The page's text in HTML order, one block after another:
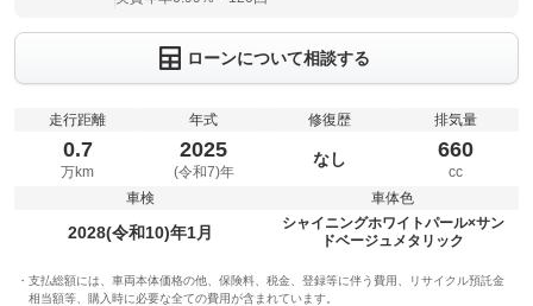
ローンについて相談する
走行距離
0.7
万km
年式
2025
(令和7)年
修復歴
なし
排気量
660
cc
車検
2028(令和10)年1月
車体色
シャイニングホワイトパール×サン
ドベージュメタリック
支払総額には、車両本体価格の他、保険料、税金、登録等に伴う費用、リサイクル預託金
相当額等、購入時に必要な全ての費用が含まれています。